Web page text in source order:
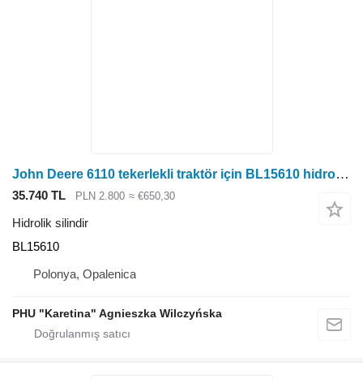
John Deere 6110 tekerlekli traktör için BL15610 hidrolik silindir
35.740 TL PLN 2.800 ≈ €650,30
Hidrolik silindir
BL15610
Polonya, Opalenica
PHU "Karetina" Agnieszka Wilczyńska